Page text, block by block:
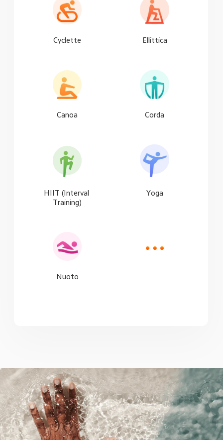
Cyclette Ellittica
Canoa Corda
HIIT (Interval
Training)
Yoga
Nuoto